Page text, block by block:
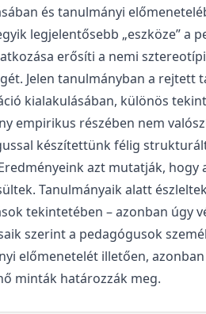
és tanulmányi
legjelentősebb „eszköze” a
erősíti a nemi
Jelen tanulmányban a
kialakulásában, különös
empirikus részében nem
készítettünk félig
azt mutatják, hogy
Tanulmányaik alatt
tekintetében – azonban úgy
szerint a pedagógusok
előmenetelét illetően,
minták határozzák meg.